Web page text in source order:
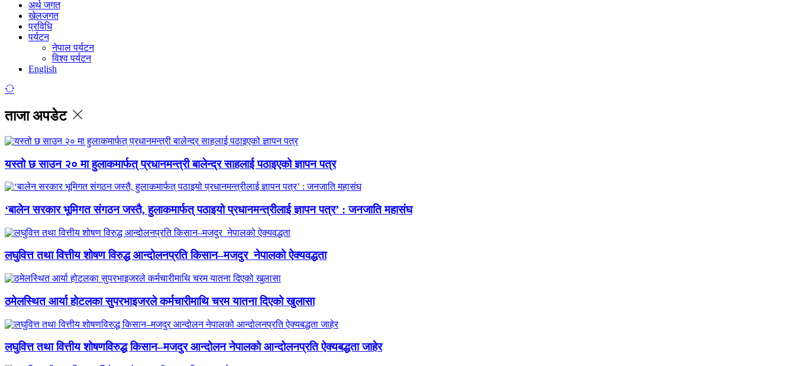
अर्थ जगत
खेलजगत
प्रविधि
पर्यटन
नेपाल पर्यटन
विश्व पर्यटन
English
ताजा अपडेट
यस्तो छ साउन २० मा हुलाकमार्फत् प्रधानमन्त्री बालेन्द्र साहलाई पठाइएको ज्ञापन पत्र
‘बालेन सरकार भूमिगत संगठन जस्तै, हुलाकमार्फत् पठाइयो प्रधानमन्त्रीलाई ज्ञापन पत्र’ : जनजाति महासंघ
लघुवित्त तथा वित्तीय शोषण विरुद्ध आन्दोलनप्रति किसान–मजदुर नेपालको ऐक्यवद्धता
ठमेलस्थित आर्या होटलका सुपरभाइजरले कर्मचारीमाथि चरम यातना दिएको खुलासा
लघुवित्त तथा वित्तीय शोषणविरुद्ध किसान–मजदुर आन्दोलन नेपालको आन्दोलनप्रति ऐक्यबद्धता जाहेर